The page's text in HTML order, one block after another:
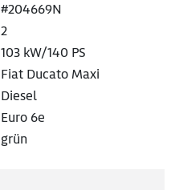
#204669N
2
103 kW/140 PS
Fiat Ducato Maxi
Diesel
Euro 6e
grün